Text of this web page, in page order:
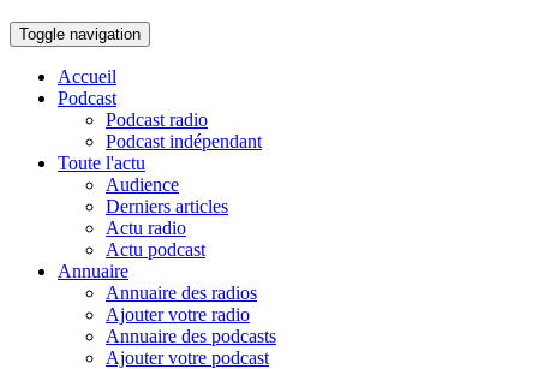
Toggle navigation
Accueil
Podcast
Podcast radio
Podcast indépendant
Toute l'actu
Audience
Derniers articles
Actu radio
Actu podcast
Annuaire
Annuaire des radios
Ajouter votre radio
Annuaire des podcasts
Ajouter votre podcast